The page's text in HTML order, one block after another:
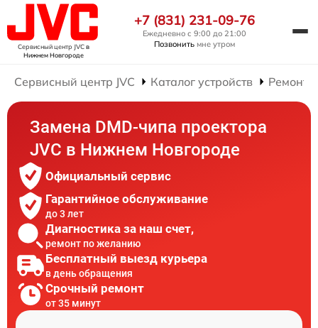
Сервисный центр JVCв
Нижнем Новгороде
+7 (831) 231-09-76
Ежедневно с 9:00 до 21:00
Позвонить мне утром
Сервисный центр JVC Каталог устройств Ремонт
Замена DMD-чипа проектора
JVC в Нижнем Новгороде
Официальный сервис
Гарантийное обслуживание
до 3 лет
Диагностика за наш счет,
ремонт по желанию
Бесплатный выезд курьера
в день обращения
Срочный ремонт
от 35 минут